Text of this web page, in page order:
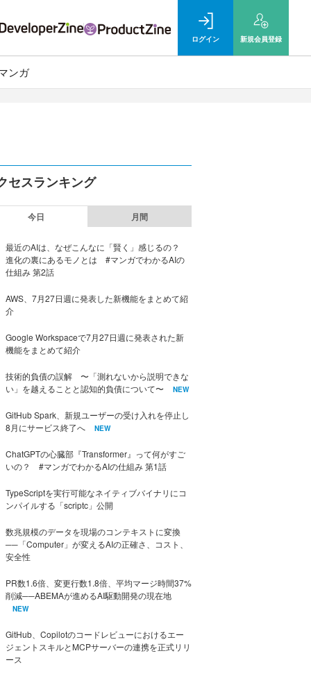
ログイン 新規会員登録
ンガ
セスランキング
今日 月間
最近のAIは、なぜこんなに「賢く」感じるの？
進化の裏にあるモノとは #マンガでわかるAIの
仕組み 第2話
AWS、7月27日週に発表した新機能をまとめて紹
介
Google Workspaceで7月27日週に発表された新
機能をまとめて紹介
技術的負債の誤解 〜「測れないから説明できな
い」を越えることと認知的負債について〜
NEW
GitHub Spark、新規ユーザーの受け入れを停止し
8月にサービス終了へ
NEW
ChatGPTの心臓部『Transformer』って何がすご
いの？ #マンガでわかるAIの仕組み 第1話
TypeScriptを実行可能なネイティブバイナリにコ
ンパイルする「scriptc」公開
数兆規模のデータを現場のコンテキストに変換
──「Computer」が変えるAIの正確さ、コスト、
安全性
PR数1.6倍、変更行数1.8倍、平均マージ時間37%
削減──ABEMAが進めるAI駆動開発の現在地
NEW
GitHub、Copilotのコードレビューにおけるエー
ジェントスキルとMCPサーバーの連携を正式リリ
ース